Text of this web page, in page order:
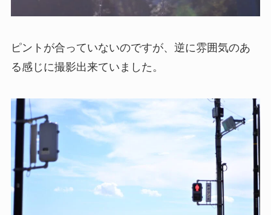
ピントが合っていないのですが、逆に雰囲気のあ
る感じに撮影出来ていました。